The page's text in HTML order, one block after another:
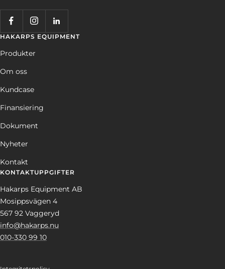
HAKARPS EQUIPMENT
Produkter
Om oss
Kundcase
Finansiering
Dokument
Nyheter
Kontakt
KONTAKTUPPGIFTER
Hakarps Equipment AB
Mosippsvägen 4
567 92 Vaggeryd
info@hakarps.nu
010-330 99 10